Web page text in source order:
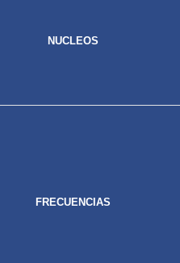
NUCLEOS
FRECUENCIAS